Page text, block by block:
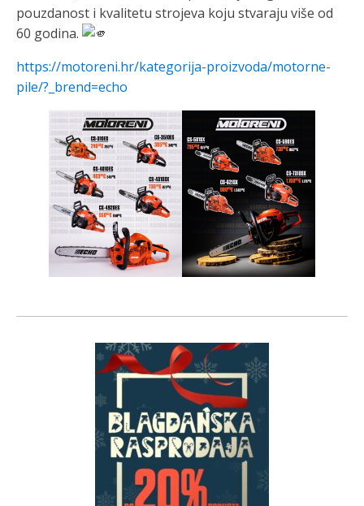
pouzdanost i kvalitetu strojeva koju stvaraju više od
60 godina.
https://motoreni.hr/kategorija-proizvoda/motorne-
pile/?_brend=echo